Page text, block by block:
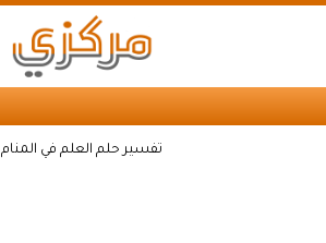
تفسير حلم العلم في المنام